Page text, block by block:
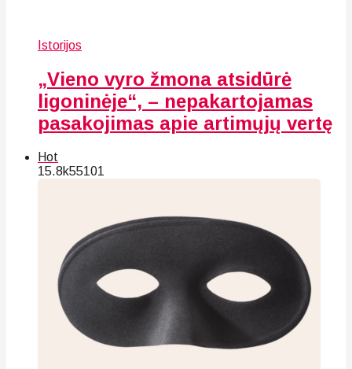
Istorijos
„Vieno vyro žmona atsidūrė
ligoninėje“, – nepakartojamas
pasakojimas apie artimųjų vertę
Hot
15.8k55101